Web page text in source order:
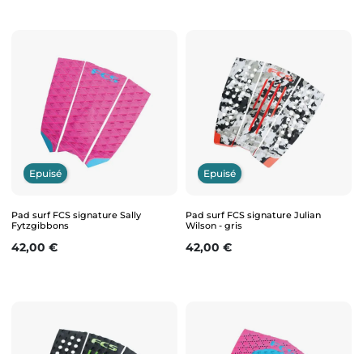
Epuisé
Pad surf FCS signature Sally
Fytzgibbons
Prix
42,00 €
Epuisé
Pad surf FCS signature Julian
Wilson - gris
Prix
42,00 €